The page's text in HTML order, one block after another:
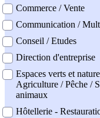
Commerce / Vente
Communication /
Conseil / Etudes
Direction d'entreprise
Espaces verts et
Agriculture / Pêche /
animaux
Hôtellerie -